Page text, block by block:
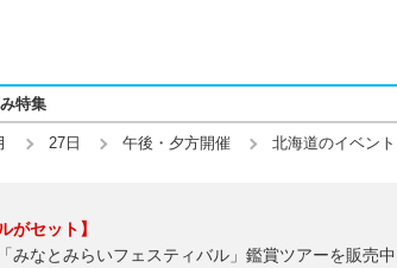
特集
27日 午後・夕方開催 北海道のイベント
がセット】
みなとみらいフェスティバル」鑑賞ツアーを販売中